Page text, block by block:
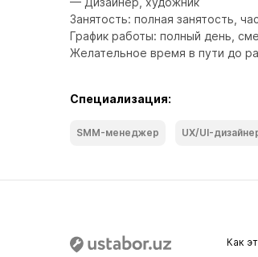
Занятость: полная занятость,
График работы: полный день,
Желательное время в пути до
Специализация:
SMM-менеджер UX/UI-
Как